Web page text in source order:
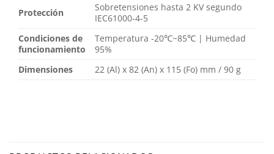
Protección
Sobretensiones hasta 2 KV segundo
IEC61000-4-5
Condiciones de
funcionamiento
Temperatura -20℃~85℃ | Humedad
95%
Dimensiones
22 (Al) x 82 (An) x 115 (Fo) mm / 90 g